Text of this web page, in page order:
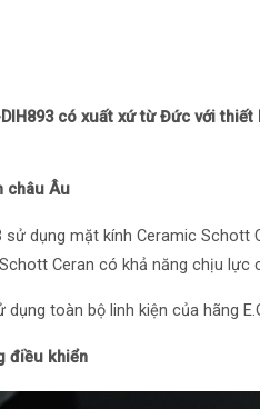
DIH893 có xuất xứ từ Đức với
châu Âu
sử dụng mặt kính Ceramic
Ceran có khả năng chịu lực
dụng toàn bộ linh kiện của hãng
điều khiển